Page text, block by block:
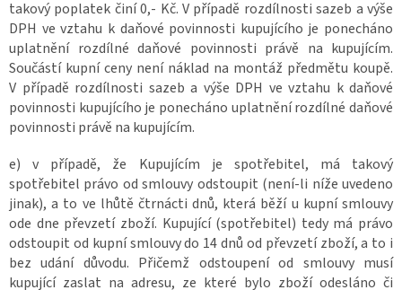
takový poplatek činí 0,- Kč. V případě rozdílnosti sazeb a výše
DPH ve vztahu k daňové povinnosti kupujícího je ponecháno
uplatnění rozdílné daňové povinnosti právě na kupujícím.
Součástí kupní ceny není náklad na montáž předmětu koupě.
V případě rozdílnosti sazeb a výše DPH ve vztahu k daňové
povinnosti kupujícího je ponecháno uplatnění rozdílné daňové
povinnosti právě na kupujícím.
e) v případě, že Kupujícím je spotřebitel, má takový
spotřebitel právo od smlouvy odstoupit (není-li níže uvedeno
jinak), a to ve lhůtě čtrnácti dnů, která běží u kupní smlouvy
ode dne převzetí zboží. Kupující (spotřebitel) tedy má právo
odstoupit od kupní smlouvy do 14 dnů od převzetí zboží, a to i
bez udání důvodu. Přičemž odstoupení od smlouvy musí
kupující zaslat na adresu, ze které bylo zboží odesláno či